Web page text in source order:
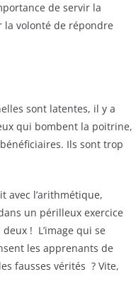
de servir la
la volonté de répondre
sont latentes, il y a
qui bombent la poitrine,
Ils sont trop
avec l’arithmétique,
un périlleux exercice
! L’image qui se
les apprenants de
fausses vérités ? Vite,